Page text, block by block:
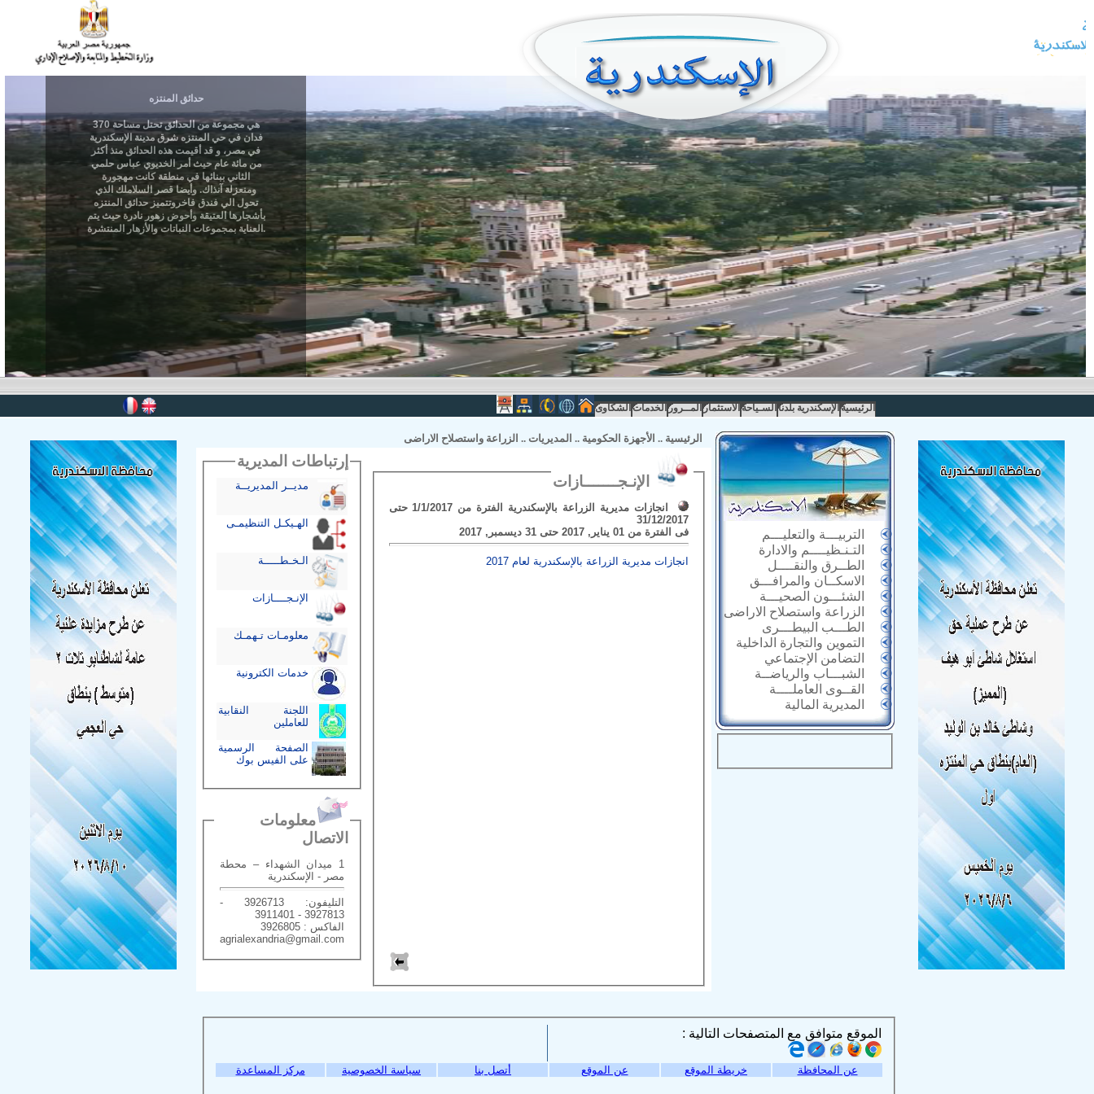
الرئيسية الإسكندرية بلدنا السـياحة الاستثمار المــرور الخدمات الشكاوى
التربيـــة والتعليـــم
التـنـظيــــم والادارة
الطــرق والنقــــل
الاسكــان والمرافـــق
الشئـــون الصحيـــة
الزراعة واستصلاح الاراضى
الطـــب البيطـــرى
التموين والتجارة الداخلية
التضامن الإجتماعي
الشبـــاب والرياضــة
القــوى العاملــــة
المديرية المالية
الرئيسية .. الأجهزة الحكومية .. المديريات .. الزراعة واستصلاح الاراضى
انجازات مديرية الزراعة بالإسكندرية الفترة من 1/1/2017 حتى
31/12/2017
فى الفترة من 01 يناير, 2017 حتى 31 ديسمبر, 2017
انجازات مديرية الزراعة بالإسكندرية لعام 2017
إرتباطات المديرية
مديــر المديريــة
الهـيكـل التنظيمـى
الـخـطـــــة
الإنـجــــازات
معلومـات تـهمـك
خدمات الكترونية
اللجنة النقابية
للعاملين
الصفحة الرسمية
على الفيس بوك
معلومات
الاتصال
1 ميدان الشهداء – محطة
مصر - الإسكندرية
التليفون: 3926713 -
3927813 - 3911401
الفاكس : 3926805
agrialexandria@gmail.com
الموقع متوافق مع المتصفحات التالية :
عن المحافظة خريطة الموقع عن الموقع أتصل بنا سياسة الخصوصية مركز المساعدة